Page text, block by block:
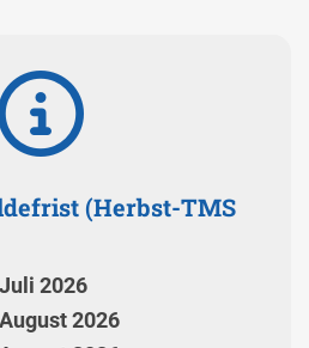
(Herbst-TMS
2026
2026